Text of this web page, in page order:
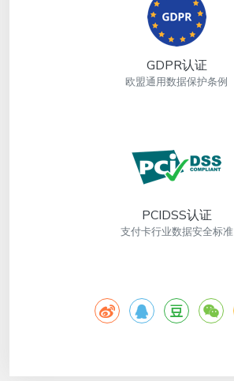
GDPR认证
欧盟通用数据保护条例
PCIDSS认证
支付卡行业数据安全标准